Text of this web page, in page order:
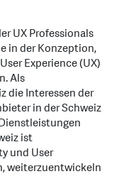
UX Professionals
in der Konzeption,
Experience (UX)
Als
die Interessen der
in der Schweiz
ist
und User
weiterzuentwickeln